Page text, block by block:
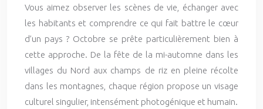
Vous aimez observer les scènes de vie, échanger avec
les habitants et comprendre ce qui fait battre le cœur
d’un pays ? Octobre se prête particulièrement bien à
cette approche. De la fête de la mi-automne dans les
villages du Nord aux champs de riz en pleine récolte
dans les montagnes, chaque région propose un visage
culturel singulier, intensément photogénique et humain.